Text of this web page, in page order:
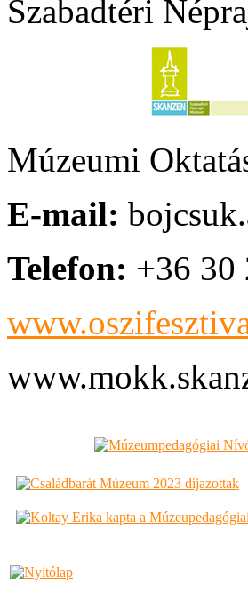
Szabadtéri
Múzeumi
E-mail:
Telefon: +36 30